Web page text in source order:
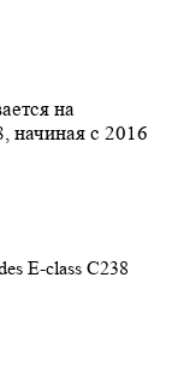
на
начиная с 2016